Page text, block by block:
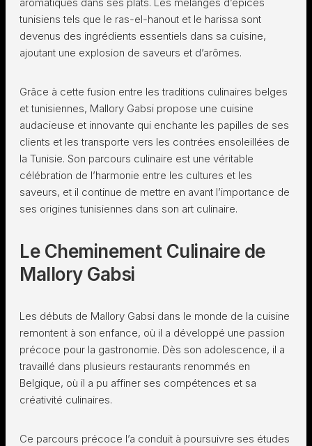
tunisiens tels que le ras-el-hanout et le harissa sont
devenus des ingrédients essentiels dans sa cuisine,
ajoutant une explosion de saveurs et d’arômes.
Grâce à cette fusion entre les traditions culinaires belges
et tunisiennes, Mallory Gabsi propose une cuisine
audacieuse et innovante qui enchante les papilles de ses
clients et les transporte vers les contrées ensoleillées de
la Tunisie. Son parcours culinaire est une véritable
célébration de l’harmonie entre les cultures et les
saveurs, et il continue de mettre en avant l’importance de
ses origines tunisiennes dans son art culinaire.
Le Cheminement Culinaire de
Mallory Gabsi
Les débuts de Mallory Gabsi dans le monde de la cuisine
remontent à son enfance, où il a développé une passion
précoce pour la gastronomie. Dès son adolescence, il a
travaillé dans plusieurs restaurants renommés en
Belgique, où il a pu affiner ses compétences et sa
créativité culinaires.
Ce parcours précoce l’a conduit à poursuivre ses études